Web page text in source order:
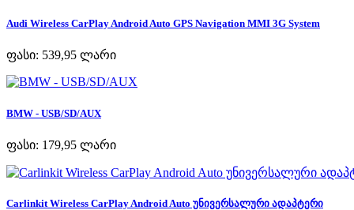
Audi Wireless CarPlay Android Auto GPS Navigation MMI 3G System
ფასი: 539,95 ლარი
BMW - USB/SD/AUX
ფასი: 179,95 ლარი
Carlinkit Wireless CarPlay Android Auto უნივერსალური ადაპტერი